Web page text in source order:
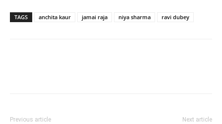
TAGS anchita kaur jamai raja niya sharma ravi dubey
Previous article Next article